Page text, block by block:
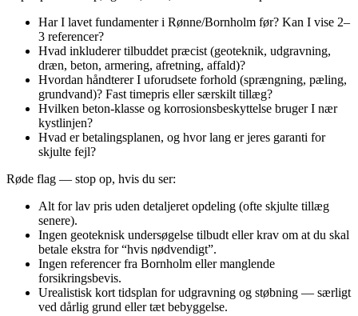
Har I lavet fundamenter i Rønne/Bornholm før? Kan I vise 2–
3 referencer?
Hvad inkluderer tilbuddet præcist (geoteknik, udgravning,
dræn, beton, armering, afretning, affald)?
Hvordan håndterer I uforudsete forhold (sprængning, pæling,
grundvand)? Fast timepris eller særskilt tillæg?
Hvilken beton‑klasse og korrosionsbeskyttelse bruger I nær
kystlinjen?
Hvad er betalingsplanen, og hvor lang er jeres garanti for
skjulte fejl?
Røde flag — stop op, hvis du ser:
Alt for lav pris uden detaljeret opdeling (ofte skjulte tillæg
senere).
Ingen geoteknisk undersøgelse tilbudt eller krav om at du skal
betale ekstra for “hvis nødvendigt”.
Ingen referencer fra Bornholm eller manglende
forsikringsbevis.
Urealistisk kort tidsplan for udgravning og støbning — særligt
ved dårlig grund eller tæt bebyggelse.